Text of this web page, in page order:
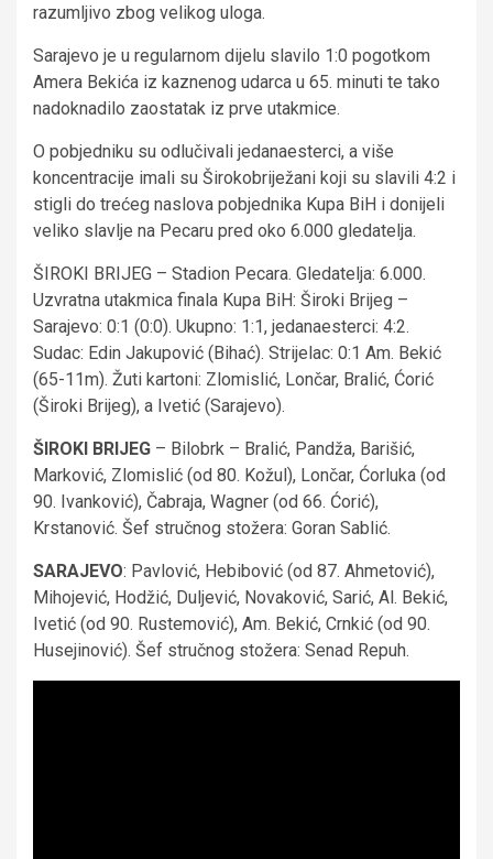
razumljivo zbog velikog uloga.
Sarajevo je u regularnom dijelu slavilo 1:0 pogotkom
Amera Bekića iz kaznenog udarca u 65. minuti te tako
nadoknadilo zaostatak iz prve utakmice.
O pobjedniku su odlučivali jedanaesterci, a više
koncentracije imali su Širokobriježani koji su slavili 4:2 i
stigli do trećeg naslova pobjednika Kupa BiH i donijeli
veliko slavlje na Pecaru pred oko 6.000 gledatelja.
ŠIROKI BRIJEG – Stadion Pecara. Gledatelja: 6.000.
Uzvratna utakmica finala Kupa BiH: Široki Brijeg –
Sarajevo: 0:1 (0:0). Ukupno: 1:1, jedanaesterci: 4:2.
Sudac: Edin Jakupović (Bihać). Strijelac: 0:1 Am. Bekić
(65-11m). Žuti kartoni: Zlomislić, Lončar, Bralić, Ćorić
(Široki Brijeg), a Ivetić (Sarajevo).
ŠIROKI BRIJEG – Bilobrk – Bralić, Pandža, Barišić,
Marković, Zlomislić (od 80. Kožul), Lončar, Ćorluka (od
90. Ivanković), Čabraja, Wagner (od 66. Ćorić),
Krstanović. Šef stručnog stožera: Goran Sablić.
SARAJEVO: Pavlović, Hebibović (od 87. Ahmetović),
Mihojević, Hodžić, Duljević, Novaković, Sarić, Al. Bekić,
Ivetić (od 90. Rustemović), Am. Bekić, Crnkić (od 90.
Husejinović). Šef stručnog stožera: Senad Repuh.